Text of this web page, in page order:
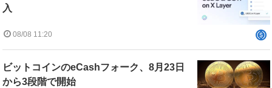
入
08/08 11:20
ビットコインのeCashフォーク、8月23日
から3段階で開始